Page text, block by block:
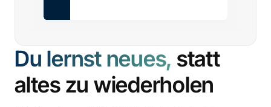
Du lernst neues, statt
altes zu wiederholen